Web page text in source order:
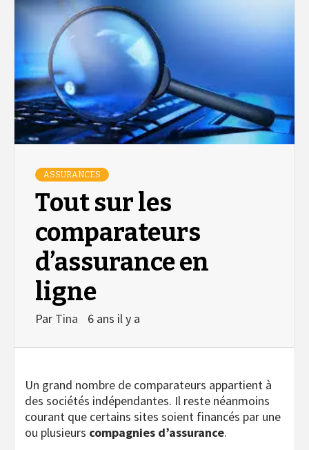
ASSURANCES
Tout sur les
comparateurs
d’assurance en
ligne
Par Tina 6 ans il y a
Un grand nombre de comparateurs appartient à
des sociétés indépendantes. Il reste néanmoins
courant que certains sites soient financés par une
ou plusieurs compagnies d’assurance.